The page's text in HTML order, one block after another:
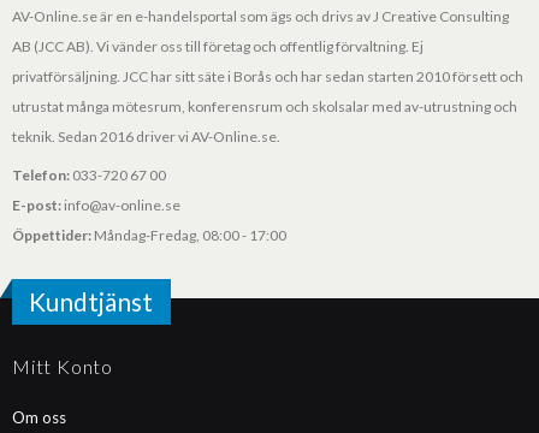
AV-Online.se är en e-handelsportal som ägs och drivs av J Creative Consulting
AB (JCC AB). Vi vänder oss till företag och offentlig förvaltning. Ej
privatförsäljning. JCC har sitt säte i Borås och har sedan starten 2010 försett och
utrustat många mötesrum, konferensrum och skolsalar med av-utrustning och
teknik. Sedan 2016 driver vi AV-Online.se.
Telefon: 033-720 67 00
E-post: info@av-online.se
Öppettider: Måndag-Fredag, 08:00 - 17:00
Kundtjänst
Mitt Konto
Om oss